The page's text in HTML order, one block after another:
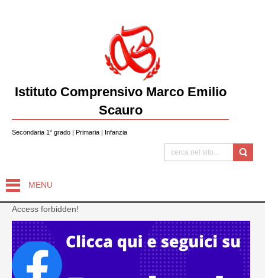
Istituto Comprensivo Marco Emilio
Scauro
Secondaria 1° grado | Primaria | Infanzia
MENU
Access forbidden!